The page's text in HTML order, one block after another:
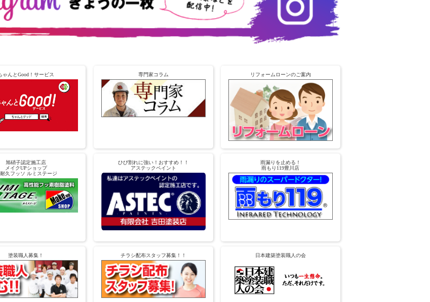
ゃんとGood！サービス 専門家コラム リフォームローンのご案内
旭硝子認定施工店
メイクUPショップ
久フッソ ルミステージ
ひび割れに強い！おすすめ！！
アステックペイント
雨漏りを止める！
雨もり119豊川店
塗装職人募集！ チラシ配布スタッフ募集！！ 日本建築塗装職人の会